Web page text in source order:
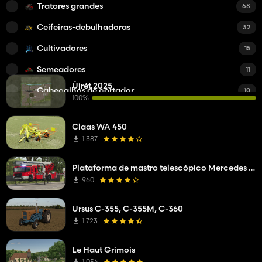
Tratores grandes 68
Ceifeiras-debulhadoras 32
Cultivadores 15
Semeadores 11
Cabeçalhos de cortador 10
Arados
Carregadores frontais
Máquinas de Algodão
Plantadores
Outros Mods
Pesos
Máquinas de cana-de-açúcar
Újrét 2025
100%
Claas WA 450
1 387
Plataforma de mastro telescópico Mercedes Benz Econic WISS
960
Ursus C-355, C-355M, C-360
1 723
Le Haut Grimois